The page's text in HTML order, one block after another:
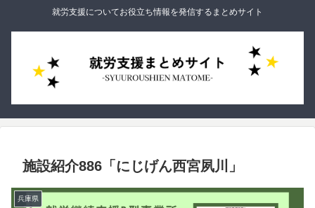
就労支援についてお役立ち情報を発信するまとめサイト
施設紹介886「にじげん西宮夙川」
兵庫県